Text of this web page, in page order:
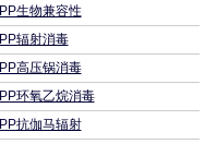
PP生物兼容性
PP辐射消毒
PP高压锅消毒
PP环氧乙烷消毒
PP抗伽马辐射